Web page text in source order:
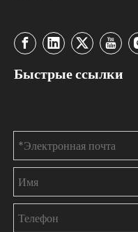
Быстрые ссылки